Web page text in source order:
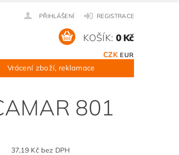
PŘIHLÁŠENÍ REGISTRACE
CZK EUR
KOŠÍK: 0 Kč
Vrácení zboží, reklamace
801
37,19 Kč bez DPH